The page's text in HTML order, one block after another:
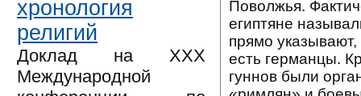
хронология
религий
Доклад на XXX
Международной
Поволжья.
египтяне
прямо
есть германцы.
гуннов были